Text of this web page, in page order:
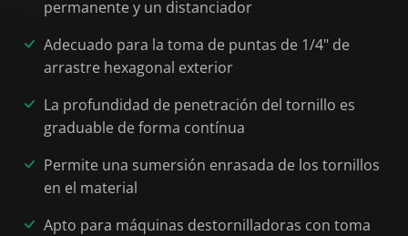
permanente y un distanciador
Adecuado para la toma de puntas de 1/4" de
arrastre hexagonal exterior
La profundidad de penetración del tornillo es
graduable de forma contínua
Permite una sumersión enrasada de los tornillos
en el material
Apto para máquinas destornilladoras con toma